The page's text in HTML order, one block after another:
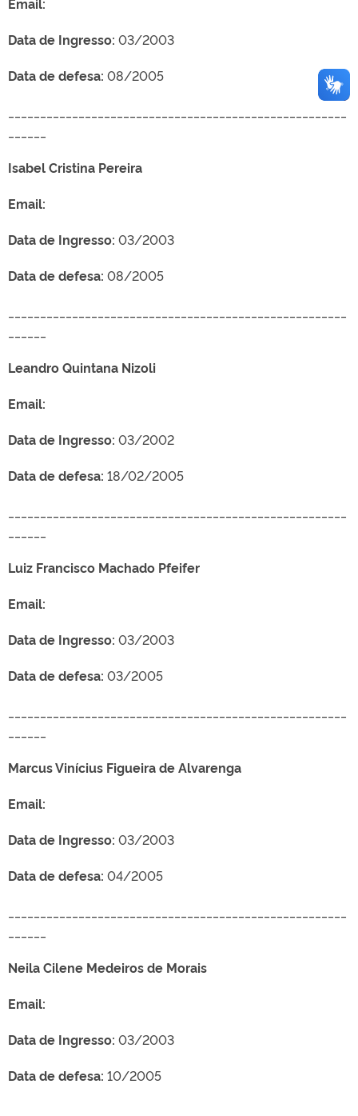
Data de Ingresso: 03/2003
Data de defesa: 08/2005
Isabel Cristina Pereira
Email:
Data de Ingresso: 03/2003
Data de defesa: 08/2005
Leandro Quintana Nizoli
Email:
Data de Ingresso: 03/2002
Data de defesa: 18/02/2005
Luiz Francisco Machado Pfeifer
Email:
Data de Ingresso: 03/2003
Data de defesa: 03/2005
Marcus Vinícius Figueira de Alvarenga
Email:
Data de Ingresso: 03/2003
Data de defesa: 04/2005
Neila Cilene Medeiros de Morais
Email:
Data de Ingresso: 03/2003
Data de defesa: 10/2005